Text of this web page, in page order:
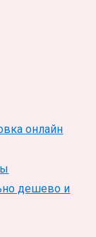
онлайн
дешево и